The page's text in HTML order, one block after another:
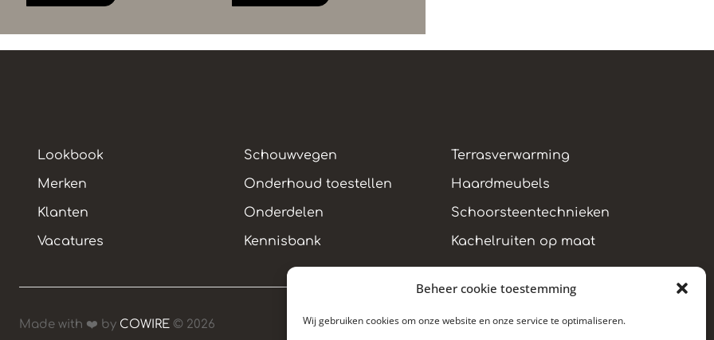
Beheer cookie toestemming
Wij gebruiken cookies om onze website en onze service te optimaliseren.
Lookbook
Merken
Klanten
Vacatures
Schouwvegen
Onderhoud toestellen
Onderdelen
Kennisbank
Terrasverwarming
Haardmeubels
Schoorsteentechnieken
Kachelruiten op maat
Made with ❤️ by COWIRE © 2026 Cookie policyGDPRSitemap